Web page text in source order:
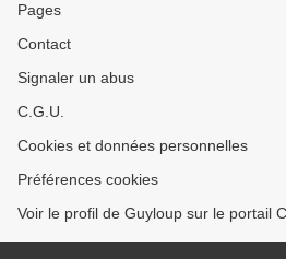
Pages
Contact
Signaler un abus
C.G.U.
Cookies et données personnelles
Préférences cookies
Voir le profil de Guyloup sur le portail